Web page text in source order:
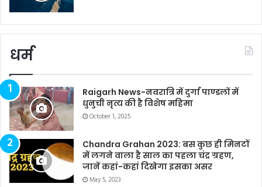
धर्म
Raigarh News-नवरात्रि में दुर्गा पाण्डलों में
धुनुची नृत्य की है विशेष महिमा
October 1, 2025
Chandra Grahan 2023: बस कुछ ही मिनटों
में लगने वाला है साल का पहला चंद्र ग्रहण,
जानें कहां-कहां दिखेगा इसका असर
May 5, 2023